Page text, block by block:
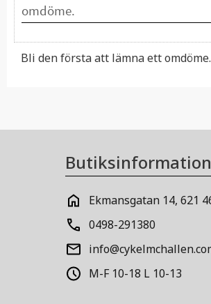
Bli den första att lämna ett omdöme.
Butiksinformation
Ekmansgatan 14, 621
0498-291380
M-F 10-18 L 10-13